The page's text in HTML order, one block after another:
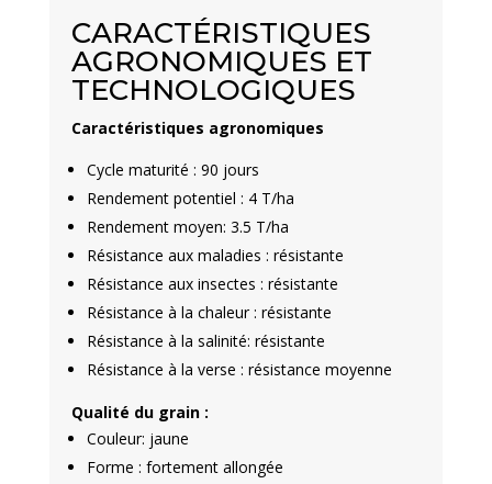
CARACTÉRISTIQUES
AGRONOMIQUES ET
TECHNOLOGIQUES
Caractéristiques agronomiques
Cycle maturité : 90 jours
Rendement potentiel : 4 T/ha
Rendement moyen: 3.5 T/ha
Résistance aux maladies : résistante
Résistance aux insectes : résistante
Résistance à la chaleur : résistante
Résistance à la salinité: résistante
Résistance à la verse : résistance moyenne
Qualité du grain :
Couleur: jaune
Forme : fortement allongée